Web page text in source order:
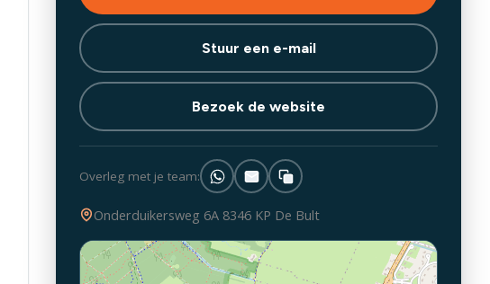
Stuur een e-mail
Bezoek de website
Overleg met je team:
Onderduikersweg 6A 8346 KP De Bult